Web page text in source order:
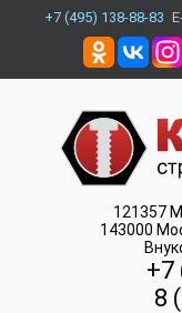
+7 (495) 138-88-83
121357
143000
+7
8